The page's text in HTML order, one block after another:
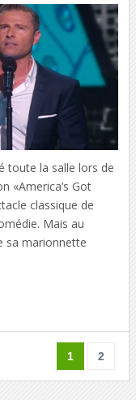
toute la salle lors de
«America’s Got
classique de
Mais au
sa marionnette
1 2